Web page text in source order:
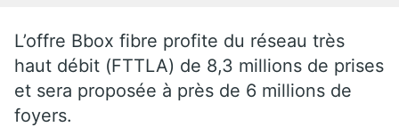
L’offre Bbox fibre profite du réseau très
haut débit (FTTLA) de 8,3 millions de prises
et sera proposée à près de 6 millions de
foyers.